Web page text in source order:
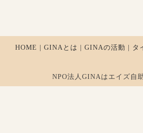
HOME GINAとは GINAの活動 タ
NPO法人GINAはエイズ自